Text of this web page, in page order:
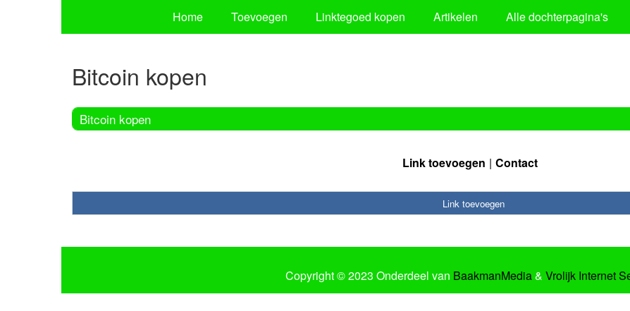
Home Toevoegen Linktegoed kopen Artikelen Alle dochterpagina's
Bitcoin kopen
Bitcoin kopen
Link toevoegen Contact
Link toevoegen
Copyright © 2023 Onderdeel van BaakmanMedia& Vrolijk Internet